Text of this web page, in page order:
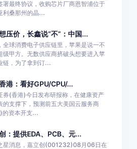
署最终协议，收购芯片厂商恩智浦位于
利桑那州的晶...
压价，长鑫说“不”：中国...
全球消费电子供应链里，苹果是说一不
级甲方。无数供应商挤破头想要进入苹
链，为了拿到订...
港：看好GPU/CPU/...
券(香港)今日发布研报称，在健康资产
的支撑下，预测前五大美国云服务商
的资本开支...
：提供EDA、PCB、元...
星消息，嘉立创(001232)08月06日在